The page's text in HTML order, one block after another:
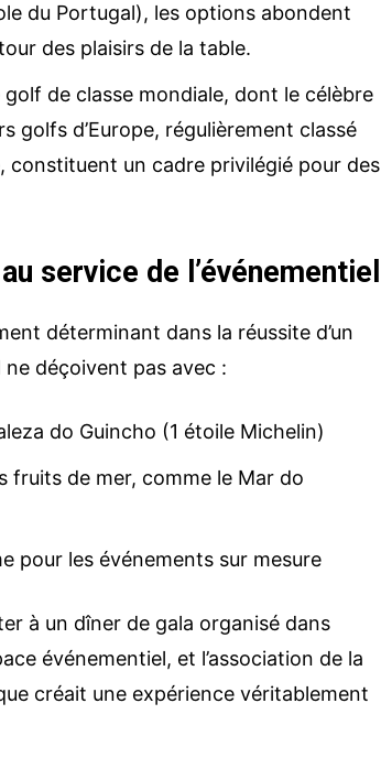
du Portugal), les options abondent
des plaisirs de la table.
de classe mondiale, dont le célèbre
golfs d’Europe, régulièrement classé
constituent un cadre privilégié pour des
service de l’événementiel
déterminant dans la réussite d’un
déçoivent pas avec :
do Guincho (1 étoile Michelin)
fruits de mer, comme le Mar do
pour les événements sur mesure
à un dîner de gala organisé dans
événementiel, et l’association de la
créait une expérience véritablement